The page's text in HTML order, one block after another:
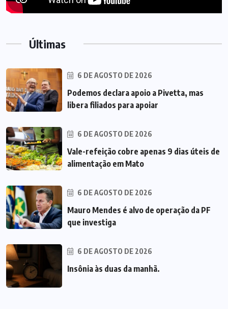
Últimas
6 DE AGOSTO DE 2026
Podemos declara apoio a Pivetta, mas
libera filiados para apoiar
6 DE AGOSTO DE 2026
Vale-refeição cobre apenas 9 dias úteis de
alimentação em Mato
6 DE AGOSTO DE 2026
Mauro Mendes é alvo de operação da PF
que investiga
6 DE AGOSTO DE 2026
Insônia às duas da manhã.